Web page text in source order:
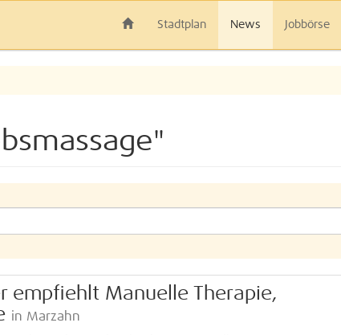
Stadtplan News Jobbörse
empfiehlt Manuelle Therapie,
in Marzahn